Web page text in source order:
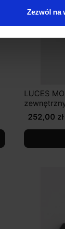
Zezwól na
LUCES
252,00 zł